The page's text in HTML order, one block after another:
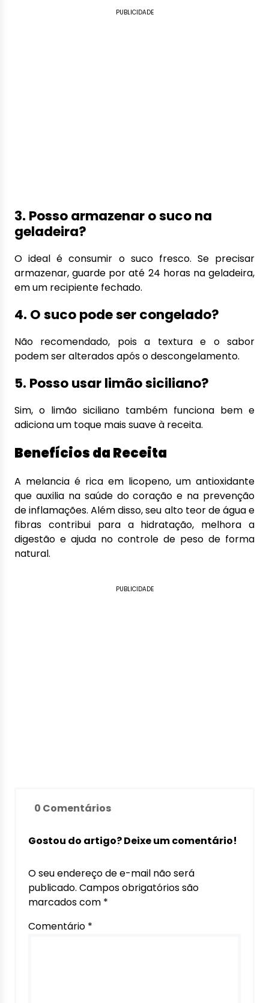
PUBLICIDADE
3. Posso armazenar o suco na
geladeira?
O ideal é consumir o suco fresco. Se precisar
armazenar, guarde por até 24 horas na geladeira,
em um recipiente fechado.
4. O suco pode ser congelado?
Não recomendado, pois a textura e o sabor
podem ser alterados após o descongelamento.
5. Posso usar limão siciliano?
Sim, o limão siciliano também funciona bem e
adiciona um toque mais suave à receita.
Benefícios da Receita
A melancia é rica em licopeno, um antioxidante
que auxilia na saúde do coração e na prevenção
de inflamações. Além disso, seu alto teor de água e
fibras contribui para a hidratação, melhora a
digestão e ajuda no controle de peso de forma
natural.
PUBLICIDADE
0 Comentários
Gostou do artigo? Deixe um comentário!
O seu endereço de e-mail não será
publicado. Campos obrigatórios são
marcados com *
Comentário *